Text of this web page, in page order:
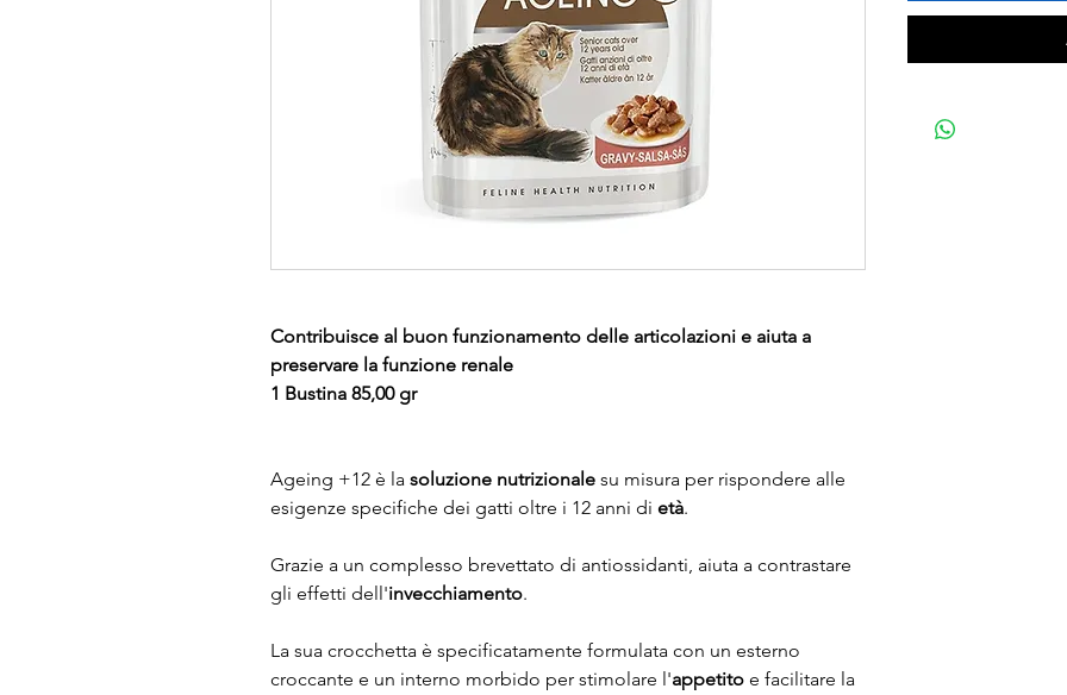
Contribuisce al buon funzionamento delle articolazioni e aiuta a
preservare la funzione renale
1 Bustina 85,00 gr
Ageing +12 è la soluzione nutrizionale su misura per rispondere alle
esigenze specifiche dei gatti oltre i 12 anni di età.
Grazie a un complesso brevettato di antiossidanti, aiuta a contrastare
gli effetti dell'invecchiamento.
La sua crocchetta è specificatamente formulata con un esterno
croccante e un interno morbido per stimolare l'appetito e facilitare la